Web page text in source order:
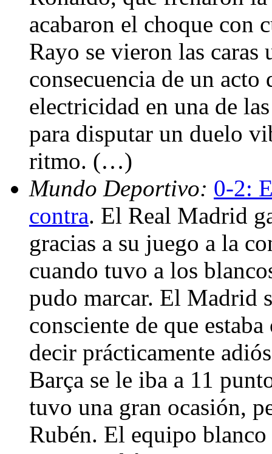
acabaron el choque con
Rayo se vieron las caras
consecuencia de un acto
electricidad en una de
para disputar un duelo
ritmo. (…)
Mundo Deportivo: 0-2:
contra. El Real Madrid
gracias a su juego a la
cuando tuvo a los
pudo marcar. El Madrid
consciente de que
decir prácticamente
Barça se le iba a 11
tuvo una gran ocasión,
Rubén. El equipo